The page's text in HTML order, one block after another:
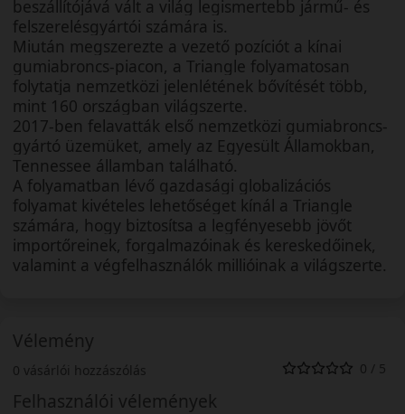
beszállítójává vált a világ legismertebb jármű- és
felszerelésgyártói számára is.
Miután megszerezte a vezető pozíciót a kínai
gumiabroncs-piacon, a Triangle folyamatosan
folytatja nemzetközi jelenlétének bővítését több,
mint 160 országban világszerte.
2017-ben felavatták első nemzetközi gumiabroncs-
gyártó üzemüket, amely az Egyesült Államokban,
Tennessee államban található.
A folyamatban lévő gazdasági globalizációs
folyamat kivételes lehetőséget kínál a Triangle
számára, hogy biztosítsa a legfényesebb jövőt
importőreinek, forgalmazóinak és kereskedőinek,
valamint a végfelhasználók millióinak a világszerte.
Vélemény
0 vásárlói hozzászólás 0 / 5
Felhasználói vélemények